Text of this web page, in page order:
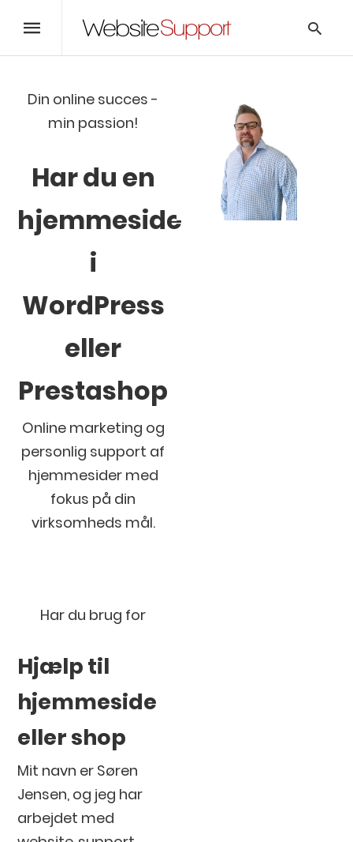
og
tryk
enter
Din online succes -
min passion!
Har du en
hjemmeside
i
WordPress
eller
Prestashop
Online marketing og
personlig support af
hjemmesider med
fokus på din
virksomheds mål.
Har du brug for
Hjælp til
hjemmeside
eller shop
Mit navn er Søren
Jensen, og jeg har
arbejdet med